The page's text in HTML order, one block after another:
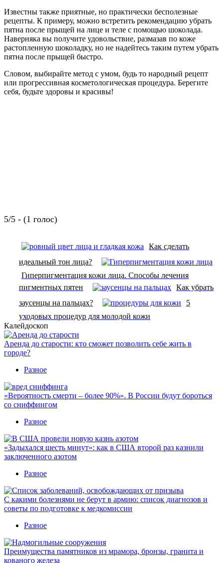
Известны также приятные, но практически бесполезные
рецепты. К примеру, можно встретить рекомендацию убрать
пятна после прыщей на лице и теле с помощью шоколада.
Наверняка вы получите удовольствие, размазав по коже
растопленную шоколадку, но не надейтесь таким путем убрать
пятна после прыщей быстро.
Словом, выбирайте метод с умом, будь то народный рецепт
или прогрессивная косметологическая процедура. Берегите
себя, будьте здоровы и красивы!
5/5 - (1 голос)
Как сделать
идеальный тон лица?
Гиперпигментация кожи лица. Способы лечения
пигментных пятен
Как убрать
заусенцы на пальцах?
5
уходовых процедур для молодой кожи
Калейдоскоп
Аренда до старости: кто сможет позволить себе жить в
городе?
Разное
«Вероятность смерти – более 90%». В России будут бороться
со сниффингом
Разное
«Задыхался шесть минут»: как в США второй раз казнили
заключенного азотом
Разное
С какими болезнями не берут в армию: список диагнозов и
советы по подготовке к медкомиссии
Разное
Преимущества памятников из мрамора, бронзы, гранита и
кованого железа